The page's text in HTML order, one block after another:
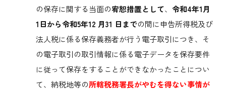
の保存に関する当面の宥恕措置として、 令和4年1月
1日から令和5年12 月31 日までの間に申告所得税及び
法人税に係る保存義務者が行う電子取引につき、そ
の電子取引の取引情報に係る電子データを保存要件
に従って保存をすることができなかったことについ
て、納税地等の所轄税務署長がやむを得ない事情が